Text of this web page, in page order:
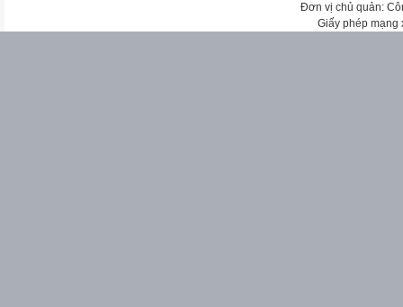
Đơn vị chủ quản:
Giấy phép mạng